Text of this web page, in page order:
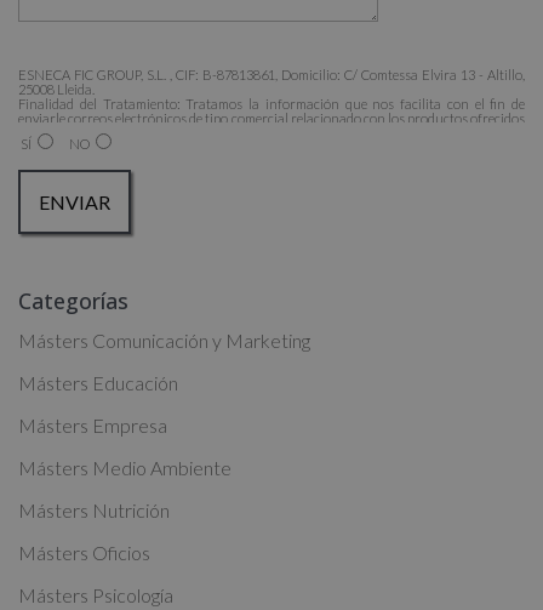
ESNECA FIC GROUP, S.L. , CIF: B-87813861, Domicilio: C/ Comtessa Elvira 13 - Altillo,
25008 Lleida.
Finalidad del Tratamiento: Tratamos la información que nos facilita con el fin de
enviarle correos electrónicos de tipo comercial relacionado con los productos ofrecidos
y otros tipo de productos que fueran de su interés.
Legitimación del tratamiento: Consentimiento del interesado.
la dirección admin@grupoesneca.com.
Desea recibir información comercial (vía telefónica y/o email):
SÍ NO
l
t
n
a
v
e
Categorías
Másters Comunicación y Marketing
Másters Educación
Másters Empresa
Másters Medio Ambiente
Másters Nutrición
Másters Oficios
Másters Psicología